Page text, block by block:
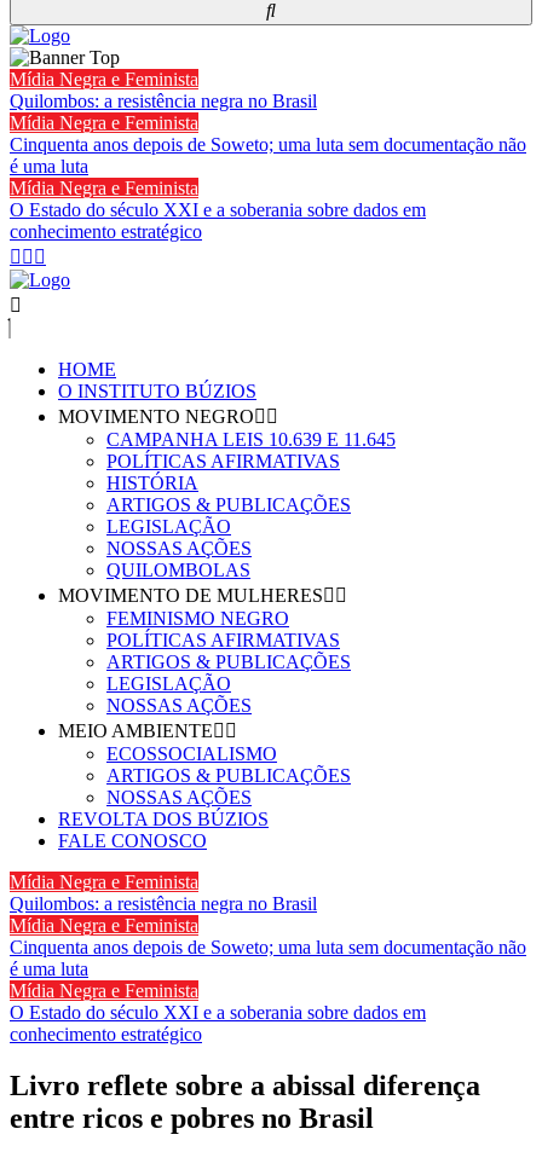
Mídia Negra e Feminista
Quilombos: a resistência negra no Brasil
Mídia Negra e Feminista
Cinquenta anos depois de Soweto; uma luta sem documentação não
é uma luta
Mídia Negra e Feminista
O Estado do século XXI e a soberania sobre dados em
conhecimento estratégico
HOME
O INSTITUTO BÚZIOS
MOVIMENTO NEGRO
CAMPANHA LEIS 10.639 E 11.645
POLÍTICAS AFIRMATIVAS
HISTÓRIA
ARTIGOS & PUBLICAÇÕES
LEGISLAÇÃO
NOSSAS AÇÕES
QUILOMBOLAS
MOVIMENTO DE MULHERES
FEMINISMO NEGRO
POLÍTICAS AFIRMATIVAS
ARTIGOS & PUBLICAÇÕES
LEGISLAÇÃO
NOSSAS AÇÕES
MEIO AMBIENTE
ECOSSOCIALISMO
ARTIGOS & PUBLICAÇÕES
NOSSAS AÇÕES
REVOLTA DOS BÚZIOS
FALE CONOSCO
Mídia Negra e Feminista
Quilombos: a resistência negra no Brasil
Mídia Negra e Feminista
Cinquenta anos depois de Soweto; uma luta sem documentação não
é uma luta
Mídia Negra e Feminista
O Estado do século XXI e a soberania sobre dados em
conhecimento estratégico
Livro reflete sobre a abissal diferença
entre ricos e pobres no Brasil